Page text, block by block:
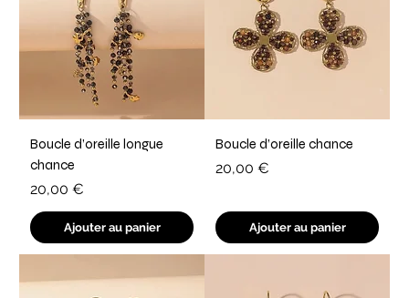
Boucle d’oreille longue
chance
Prix
20,00 €
Ajouter au panier
Boucle d’oreille chance
Prix
20,00 €
Ajouter au panier